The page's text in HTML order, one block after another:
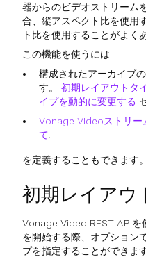
器からのビデオストリーム
合、縦アスペクト比を使用
ト比を使用することがよく
この機能を使うには
構成されたアーカイブ
す。 初期レイアウトタ
イプを動的に変更する
Vonage Videoストリー
て.
を定義することもできます。
初期レイアウ
Vonage Video REST APIを
を開始する際、オプション
プを指定することができます